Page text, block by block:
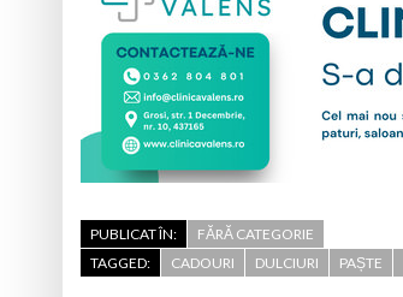
PUBLICAT ÎN:
FĂRĂ CATEGORIE
TAGGED:
CADOURI DULCIURI PAȘTE